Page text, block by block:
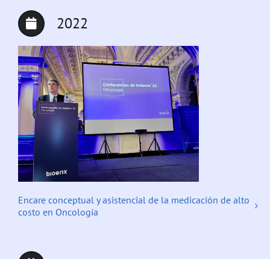
2022
Encare conceptual y asistencial de la medicación de alto
costo en Oncología